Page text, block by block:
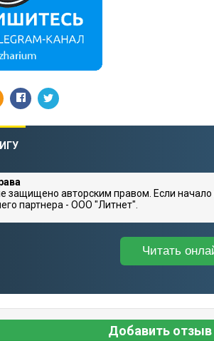
защищено авторским правом. Если
партнера - ООО "Литнет".
Читать
Добавить